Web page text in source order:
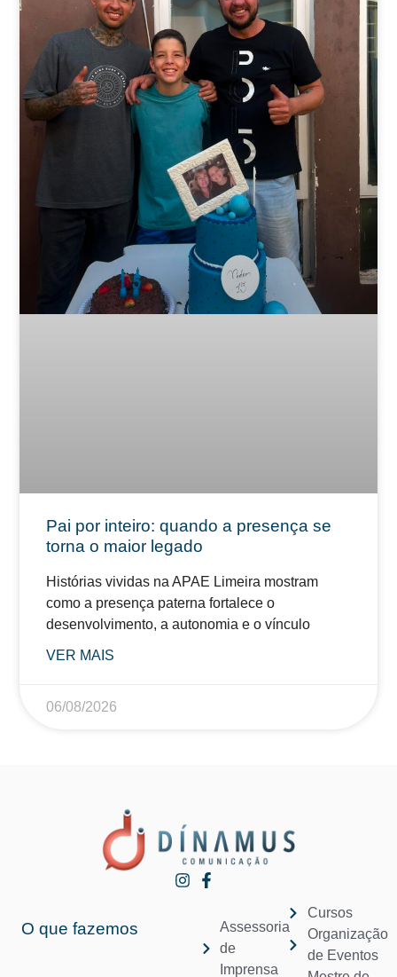
Pai por inteiro: quando a presença se
torna o maior legado
Histórias vividas na APAE Limeira mostram
como a presença paterna fortalece o
desenvolvimento, a autonomia e o vínculo
VER MAIS
06/08/2026
O que fazemos
Assessoria
de
Imprensa
Cursos
Organização
de Eventos